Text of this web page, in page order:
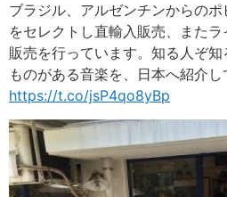
ブラジル、アルゼンチンからの
をセレクトし直輸入販売、またラ
販売を行っています。知る人ぞ
ものがある音楽を、日本へ紹介し
https://t.co/jsP4qo8yBp